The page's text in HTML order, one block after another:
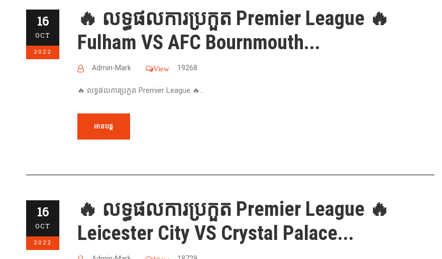
16
OCT
2022
🔥 លទ្ធផលការប្រកួត Premier League 🔥
Fulham VS AFC Bournmouth...
Admin-Mark View 19268
🔥 លទ្ធផលការប្រកួត Premier League 🔥...
អានបន្ត
16
OCT
2022
🔥 លទ្ធផលការប្រកួត Premier League 🔥
Leicester City VS Crystal Palace...